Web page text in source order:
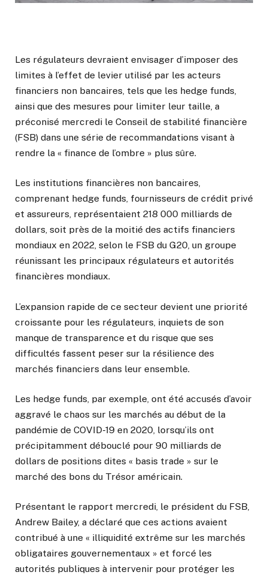
Les régulateurs devraient envisager d’imposer des
limites à l’effet de levier utilisé par les acteurs
financiers non bancaires, tels que les hedge funds,
ainsi que des mesures pour limiter leur taille, a
préconisé mercredi le Conseil de stabilité financière
(FSB) dans une série de recommandations visant à
rendre la « finance de l’ombre » plus sûre.
Les institutions financières non bancaires,
comprenant hedge funds, fournisseurs de crédit privé
et assureurs, représentaient 218 000 milliards de
dollars, soit près de la moitié des actifs financiers
mondiaux en 2022, selon le FSB du G20, un groupe
réunissant les principaux régulateurs et autorités
financières mondiaux.
L’expansion rapide de ce secteur devient une priorité
croissante pour les régulateurs, inquiets de son
manque de transparence et du risque que ses
difficultés fassent peser sur la résilience des
marchés financiers dans leur ensemble.
Les hedge funds, par exemple, ont été accusés d’avoir
aggravé le chaos sur les marchés au début de la
pandémie de COVID-19 en 2020, lorsqu’ils ont
précipitamment débouclé pour 90 milliards de
dollars de positions dites « basis trade » sur le
marché des bons du Trésor américain.
Présentant le rapport mercredi, le président du FSB,
Andrew Bailey, a déclaré que ces actions avaient
contribué à une « illiquidité extrême sur les marchés
obligataires gouvernementaux » et forcé les
autorités publiques à intervenir pour protéger les